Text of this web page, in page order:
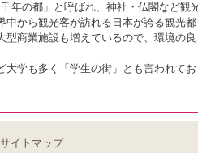
年の都」と呼ばれ、神社・仏閣など観
から観光客が訪れる日本が誇る観光都
商業施設も増えているので、環境の
学も多く「学生の街」とも言われて
サイトマップ